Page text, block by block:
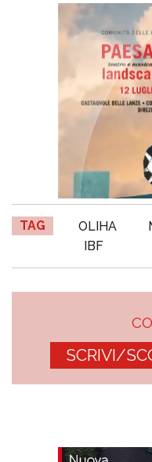
TAG OLIHA
IBF
SCRIVI/